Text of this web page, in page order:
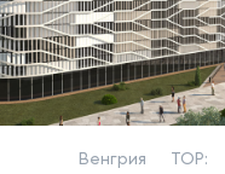
Венгрия TOP: